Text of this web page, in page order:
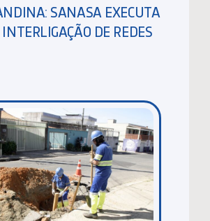
SANASA EXECUTA
DE REDES